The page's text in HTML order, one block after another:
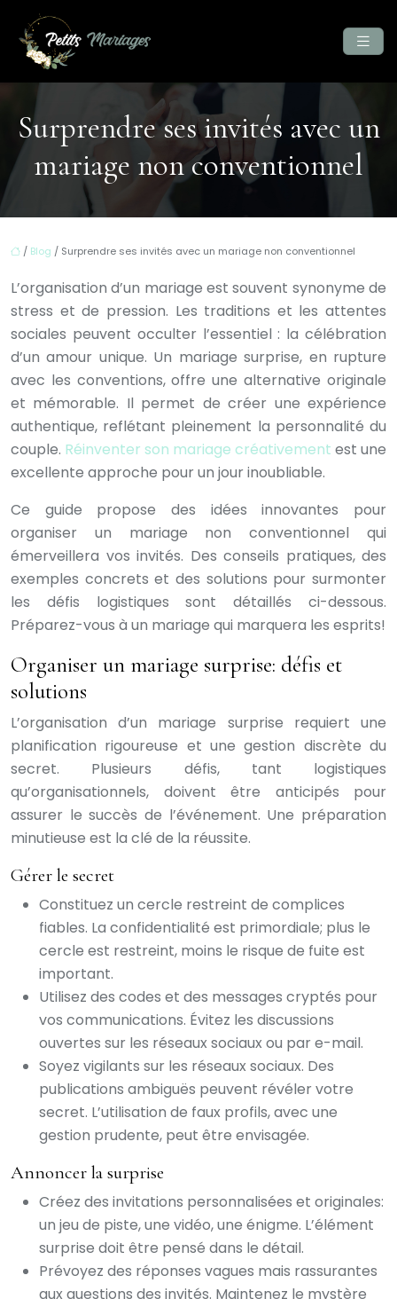
Surprendre ses invités avec un
mariage non conventionnel
/ Blog / Surprendre ses invités avec un mariage non conventionnel
L’organisation d’un mariage est souvent synonyme de
stress et de pression. Les traditions et les attentes
sociales peuvent occulter l’essentiel : la célébration
d’un amour unique. Un mariage surprise, en rupture
avec les conventions, offre une alternative originale
et mémorable. Il permet de créer une expérience
authentique, reflétant pleinement la personnalité du
couple. Réinventer son mariage créativement est une
excellente approche pour un jour inoubliable.
Ce guide propose des idées innovantes pour
organiser un mariage non conventionnel qui
émerveillera vos invités. Des conseils pratiques, des
exemples concrets et des solutions pour surmonter
les défis logistiques sont détaillés ci-dessous.
Préparez-vous à un mariage qui marquera les esprits!
Organiser un mariage surprise: défis et
solutions
L’organisation d’un mariage surprise requiert une
planification rigoureuse et une gestion discrète du
secret. Plusieurs défis, tant logistiques
qu’organisationnels, doivent être anticipés pour
assurer le succès de l’événement. Une préparation
minutieuse est la clé de la réussite.
Gérer le secret
Constituez un cercle restreint de complices
fiables. La confidentialité est primordiale; plus le
cercle est restreint, moins le risque de fuite est
important.
Utilisez des codes et des messages cryptés pour
vos communications. Évitez les discussions
ouvertes sur les réseaux sociaux ou par e-mail.
Soyez vigilants sur les réseaux sociaux. Des
publications ambiguës peuvent révéler votre
secret. L’utilisation de faux profils, avec une
gestion prudente, peut être envisagée.
Annoncer la surprise
Créez des invitations personnalisées et originales:
un jeu de piste, une vidéo, une énigme. L’élément
surprise doit être pensé dans le détail.
Prévoyez des réponses vagues mais rassurantes
aux questions des invités. Maintenez le mystère